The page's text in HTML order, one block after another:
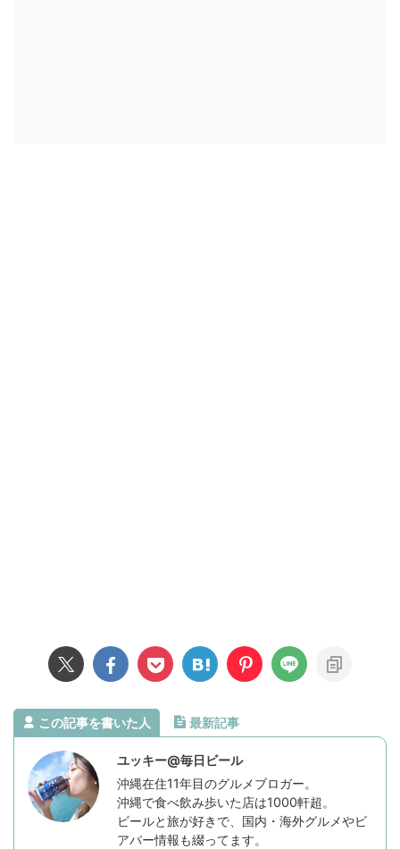
この記事を書いた人 最新記事
ユッキー@毎日ビール
沖縄在住11年目のグルメブロガー。
沖縄で食べ飲み歩いた店は1000軒超。
ビールと旅が好きで、国内・海外グルメやビ
アバー情報も綴ってます。